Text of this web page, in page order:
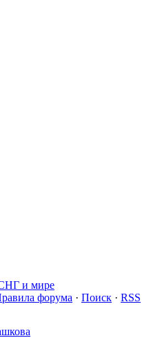
и мире
форума · Поиск · RSS